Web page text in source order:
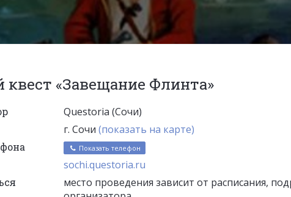
квест «Завещание Флинта»
Questoria (Сочи)
г. Сочи (показать на карте)
Показать телефон
sochi.questoria.ru
место проведения зависит от расписания,